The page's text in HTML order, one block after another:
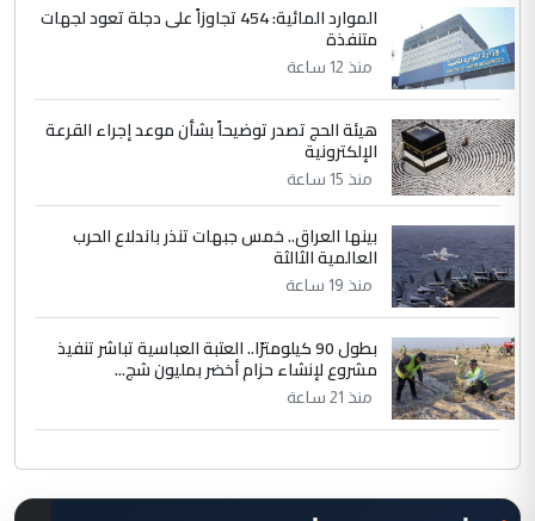
الموارد المائية: 454 تجاوزاً على دجلة تعود لجهات
متنفذة
منذ 12 ساعة
هيئة الحج تصدر توضيحاً بشأن موعد إجراء القرعة
الإلكترونية
منذ 15 ساعة
بينها العراق.. خمس جبهات تنذر باندلاع الحرب
العالمية الثالثة
منذ 19 ساعة
بطول 90 كيلومترًا.. العتبة العباسية تباشر تنفيذ
مشروع لإنشاء حزام أخضر بمليون شج...
منذ 21 ساعة